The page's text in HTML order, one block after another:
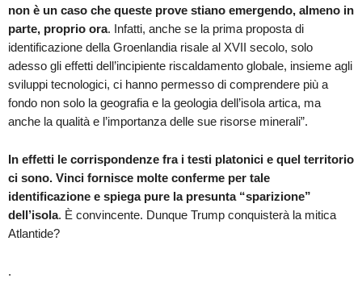
non è un caso che queste prove stiano emergendo, almeno in
parte, proprio ora. Infatti, anche se la prima proposta di
identificazione della Groenlandia risale al XVII secolo, solo
adesso gli effetti dell’incipiente riscaldamento globale, insieme agli
sviluppi tecnologici, ci hanno permesso di comprendere più a
fondo non solo la geografia e la geologia dell’isola artica, ma
anche la qualità e l’importanza delle sue risorse minerali”.
In effetti le corrispondenze fra i testi platonici e quel territorio
ci sono. Vinci fornisce molte conferme per tale
identificazione e spiega pure la presunta “sparizione”
dell’isola. È convincente. Dunque Trump conquisterà la mitica
Atlantide?
.